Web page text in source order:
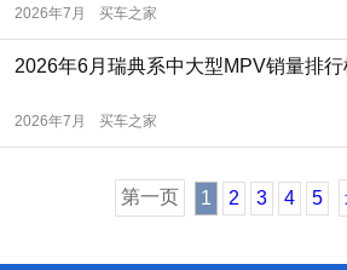
2026年7月 买车之家
2026年6月瑞典系中大型MPV销量排行
2026年7月 买车之家
第一页 1 2 3 4 5